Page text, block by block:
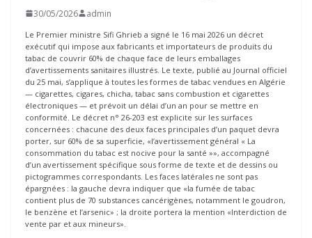
30/05/2026 admin
Le Premier ministre Sifi Ghrieb a signé le 16 mai 2026 un décret
exécutif qui impose aux fabricants et importateurs de produits du
tabac de couvrir 60% de chaque face de leurs emballages
d’avertissements sanitaires illustrés. Le texte, publié au Journal officiel
du 25 mai, s’applique à toutes les formes de tabac vendues en Algérie
— cigarettes, cigares, chicha, tabac sans combustion et cigarettes
électroniques — et prévoit un délai d’un an pour se mettre en
conformité. Le décret n° 26-203 est explicite sur les surfaces
concernées : chacune des deux faces principales d’un paquet devra
porter, sur 60% de sa superficie, «l’avertissement général « La
consommation du tabac est nocive pour la santé »», accompagné
d’un avertissement spécifique sous forme de texte et de dessins ou
pictogrammes correspondants. Les faces latérales ne sont pas
épargnées : la gauche devra indiquer que «la fumée de tabac
contient plus de 70 substances cancérigènes, notamment le goudron,
le benzène et l’arsenic» ; la droite portera la mention «Interdiction de
vente par et aux mineurs».